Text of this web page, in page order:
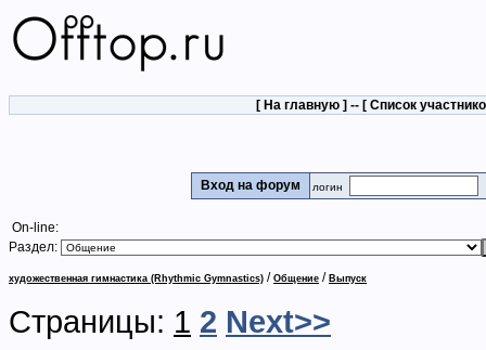
[ На главную ] -- [ Список
Вход на форум логин
On-line:
Раздел:
художественная гимнастика (Rhythmic Gymnastics) / Общение / Выпуск
Страницы: 1 2 Next>>